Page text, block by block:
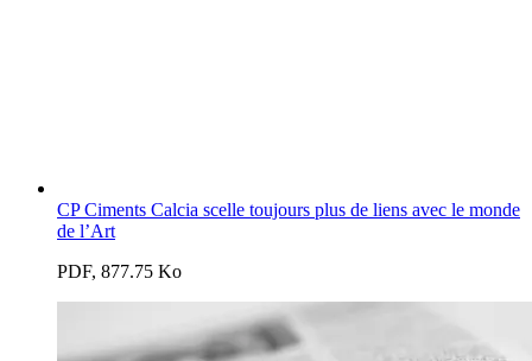
CP Ciments Calcia scelle toujours plus de liens avec le monde
de l’Art
PDF, 877.75 Ko